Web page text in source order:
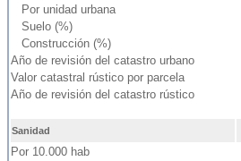
Por unidad urbana
Suelo (%)
Construcción (%)
Año de revisión del catastro urbano
Valor catastral rústico por parcela
Año de revisión del catastro rústico
Sanidad
Por 10.000 hab